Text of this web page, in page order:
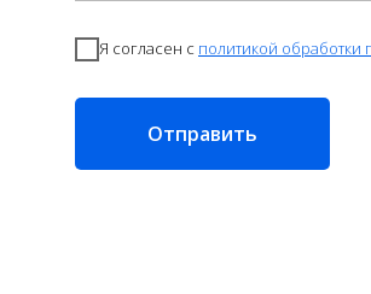
Я согласен с политикой
Отправить